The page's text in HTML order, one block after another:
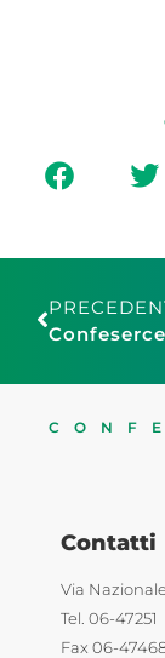
Contatti
Via
Tel. 06-47251
Fax 06-